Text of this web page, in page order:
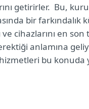
getirirler. Bu,
bir farkındalık
cihazlarını en
anlamına
bu konuda